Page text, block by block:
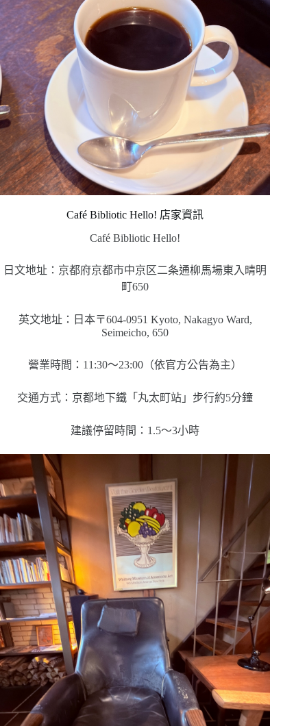
Café Bibliotic Hello! 店家資訊
Café Bibliotic Hello!
日文地址：京都府京都市中京区二条通柳馬場東入晴明
町650
英文地址：日本〒604-0951 Kyoto, Nakagyo Ward,
Seimeicho, 650
營業時間：11:30～23:00（依官方公告為主）
交通方式：京都地下鐵「丸太町站」步行約5分鐘
建議停留時間：1.5～3小時